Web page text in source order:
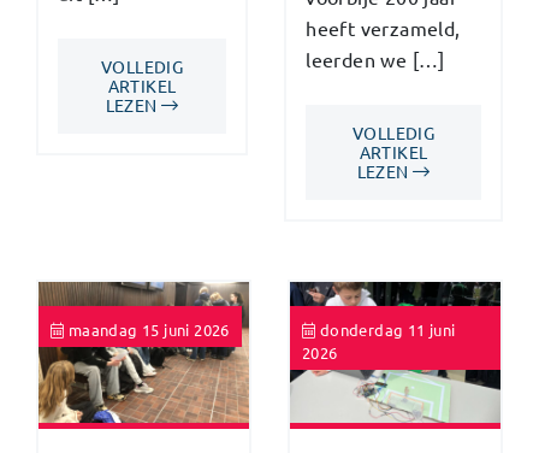
VOLLEDIG
ARTIKEL
LEZEN
heeft verzameld,
leerden we […]
VOLLEDIG
ARTIKEL
LEZEN
maandag 15 juni 2026
donderdag 11 juni
2026